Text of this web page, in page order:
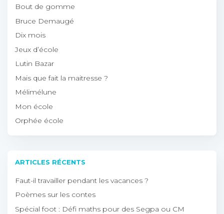
Bout de gomme
Bruce Demaugé
Dix mois
Jeux d’école
Lutin Bazar
Mais que fait la maitresse ?
Mélimélune
Mon école
Orphée école
ARTICLES RÉCENTS
Faut-il travailler pendant les vacances ?
Poèmes sur les contes
Spécial foot : Défi maths pour des Segpa ou CM